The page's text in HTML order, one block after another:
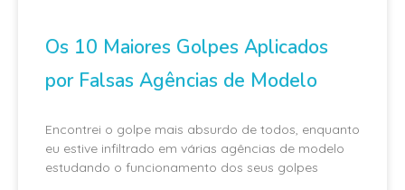
Os 10 Maiores Golpes Aplicados
por Falsas Agências de Modelo
Encontrei o golpe mais absurdo de todos, enquanto
eu estive infiltrado em várias agências de modelo
estudando o funcionamento dos seus golpes